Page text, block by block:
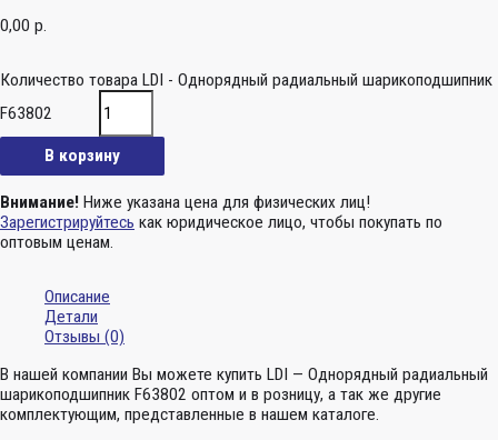
0,00 р.
Количество товара LDI - Однорядный радиальный шарикоподшипник
F63802
В корзину
Внимание! Ниже указана цена для физических лиц!
Зарегистрируйтесь как юридическое лицо, чтобы покупать по
оптовым ценам.
Описание
Детали
Отзывы (0)
В нашей компании Вы можете купить LDI — Однорядный радиальный
шарикоподшипник F63802 оптом и в розницу, а так же другие
комплектующим, представленные в нашем каталоге.